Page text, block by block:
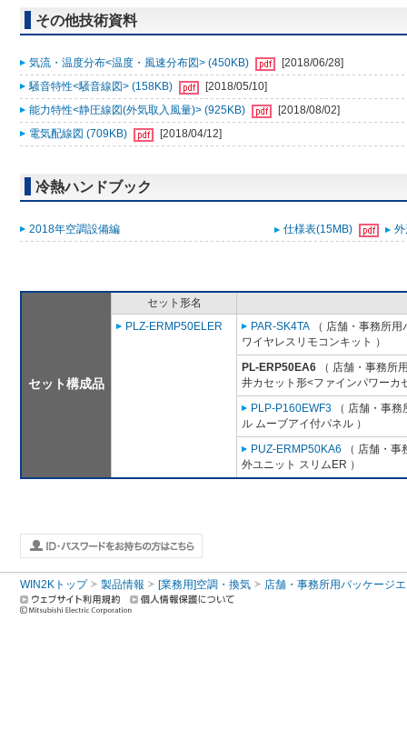
その他技術資料
気流・温度分布<温度・風速分布図> (450KB)
[2018/06/28]
騒音特性<騒音線図> (158KB)
[2018/05/10]
能力特性<静圧線図(外気取入風量)> (925KB)
[2018/08/02]
電気配線図 (709KB)
[2018/04/12]
冷熱ハンドブック
2018年空調設備編 仕様表(15MB)
セット構成品
セット形名
PLZ-ERMP50ELER
PAR-SK4TA （ 店舗・事務所
ワイヤレスリモコンキット ）
PL-ERP50EA6 （ 店舗・事務所
井カセット形<ファインパワーカ
PLP-P160EWF3 （ 店舗・事
ル ムーブアイ付パネル ）
PUZ-ERMP50KA6 （ 店舗・
外ユニット スリムER ）
WIN2Kトップ 製品情報 [業務用]空調・換気 店舗・事務所用パッケージ